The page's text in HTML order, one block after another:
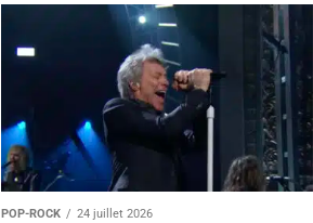
POP-ROCK 24 juillet 2026